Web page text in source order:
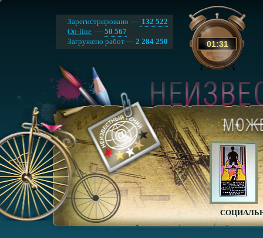
01:31
Зарегистрировано — 132 522
On-line — 50 567
Загружено работ — 2 284 250